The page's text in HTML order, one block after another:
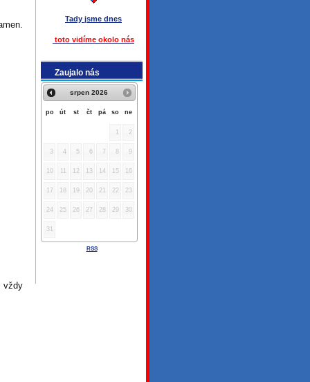
Tady jsme dnes
toto vidíme okolo nás
Zaujalo nás
srpen 2026
po út st čt pá so ne
1 2
3 4 5 6 7 8 9
10 11 12 13 14 15 16
17 18 19 20 21 22 23
24 25 26 27 28 29 30
31
RSS
vždy